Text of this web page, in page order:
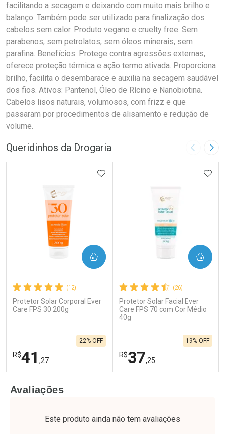
facilitando a secagem e deixando com muito mais brilho e
balanço. Também pode ser utilizado para finalização dos
cabelos sem calor. Produto vegano e cruelty free. Sem
parabenos, sem petrolatos, sem óleos minerais, sem
parafina. Benefícios: Protege contra agressões externas,
oferece proteção térmica e ação termo ativada. Proporciona
brilho, facilita o desembarace e auxilia na secagem saudável
dos fios. Ativos: Pantenol, Óleo de Rícino e Nanobiotina.
Cabelos lisos naturais, volumosos, com frizz e que
passaram por procedimentos de alisamento e redução de
volume.
Queridinhos da Drogaria Imagem
(12)
Protetor Solar Corporal Ever
Care FPS 30 200g
R$41 ,27
22% OFF
ADICIONAR AOS FAVORITOS
COMPRAR
Laboratório
Por Menos
(26)
Protetor Solar Facial Ever
Care FPS 70 com Cor Médio
40g
R$37,25
19% OFF
COMPRAR
Laboratório
Por Menos
Avaliações
Este produto ainda não tem avaliações